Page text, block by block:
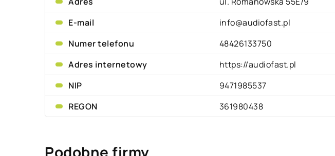
E-mail
info@audiofast.pl
Numer telefonu
48426133750
Adres internetowy
https://audiofast.pl
NIP
9471985537
REGON
361980438
Podobne firmy